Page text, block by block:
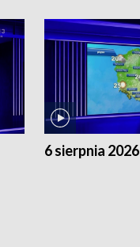
6 sierpnia 2026